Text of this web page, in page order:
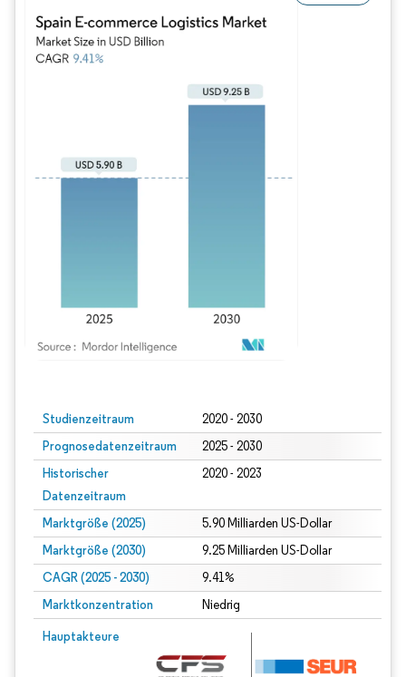
Studienzeitraum 2020 - 2030
Prognosedatenzeitraum 2025 - 2030
Historischer
Datenzeitraum
2020 - 2023
Marktgröße (2025) 5.90 Milliarden US-Dollar
Marktgröße (2030) 9.25 Milliarden US-Dollar
CAGR (2025 - 2030) 9.41%
Marktkonzentration Niedrig
Hauptakteure